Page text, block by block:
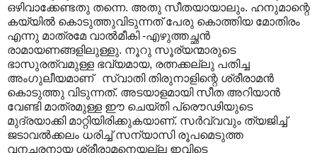
ഒഴിവാക്കേണ്ടതു തന്നെ. അതു സീതയായാലും. ഹനുമാന്റെ
കയ്യിൽ കൊടുത്തുവിടുന്നത് പേരു കൊത്തിയ മോതിരം
എന്നു മാത്രമേ വാൽമീകി -എഴുത്തച്ഛൻ
രാമായണങ്ങളിലുള്ളു. നൂറു സൂര്യന്മാരുടെ
ഭാസുരത്വമുള്ള ഭവ്യമായ, രത്നക്കല്ലു പതിച്ച
അംഗുലീയമാണ് സ്വാതി തിരുനാളിന്റെ ശ്രീരാമൻ
കൊടുത്തു വിടുന്നത്. അടയാളമായി സീത അറിയാൻ
വേണ്ടി മാത്രമുള്ള ഈ ചെയ്തി പ്രൌഢിയുടെ
മുദ്രയാക്കി മാറ്റിയിരിക്കുകയാണ്. സർവ്വവും ത്യജിച്ച്
ജടാവൽക്കലം ധരിച്ച് സന്യാസി രൂപമെടുത്ത
വനചരനായ ശ്രീരാമനെയല്ല ഇവിടെ